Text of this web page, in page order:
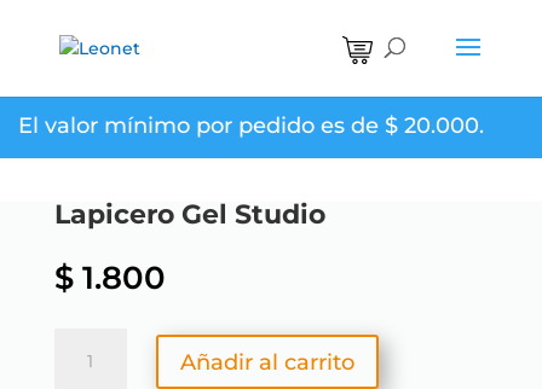
El valor mínimo por pedido es de $ 20.000.
Lapicero Gel Studio
$1.800
Añadir al carrito